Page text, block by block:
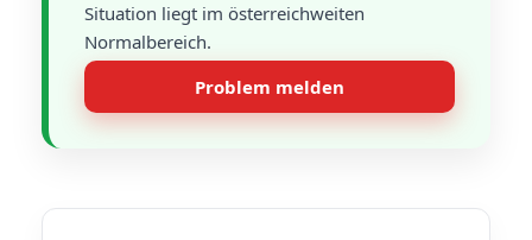
Situation liegt im österreichweiten
Normalbereich.
Problem melden